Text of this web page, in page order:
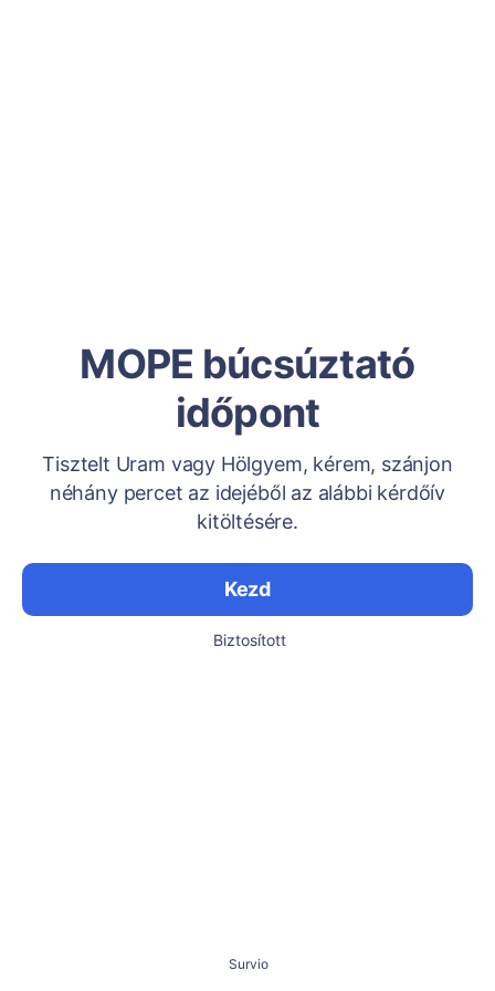
MOPE búcsúztató
időpont
Tisztelt Uram vagy Hölgyem, kérem, szánjon
néhány percet az idejéből az alábbi kérdőív
kitöltésére.
Kezd
Biztosított
Survio